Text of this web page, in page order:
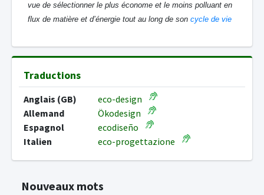
vue de sélectionner le plus économe et le moins polluant en
flux de matière et d’énergie tout au long de soncycle de vie
Traductions
Anglais (GB)
eco-design
Allemand
Ökodesign
Espagnol
ecodiseño
Italien
eco-progettazione
Nouveaux mots